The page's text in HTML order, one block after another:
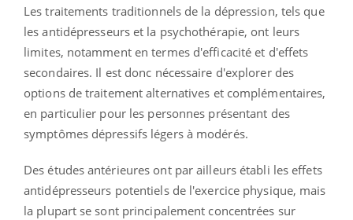
Les traitements traditionnels de la dépression, tels que
les antidépresseurs et la psychothérapie, ont leurs
limites, notamment en termes d'efficacité et d'effets
secondaires. Il est donc nécessaire d'explorer des
options de traitement alternatives et complémentaires,
en particulier pour les personnes présentant des
symptômes dépressifs légers à modérés.
Des études antérieures ont par ailleurs établi les effets
antidépresseurs potentiels de l'exercice physique, mais
la plupart se sont principalement concentrées sur